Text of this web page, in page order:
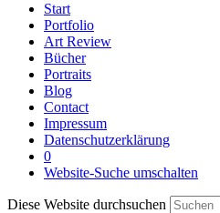
Start
Portfolio
Art Review
Bücher
Portraits
Blog
Contact
Impressum
Datenschutzerklärung
0
Website-Suche umschalten
Diese Website durchsuchen